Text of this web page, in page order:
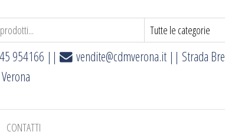
954166 || vendite@cdmverona.it || Strada
CONTATTI